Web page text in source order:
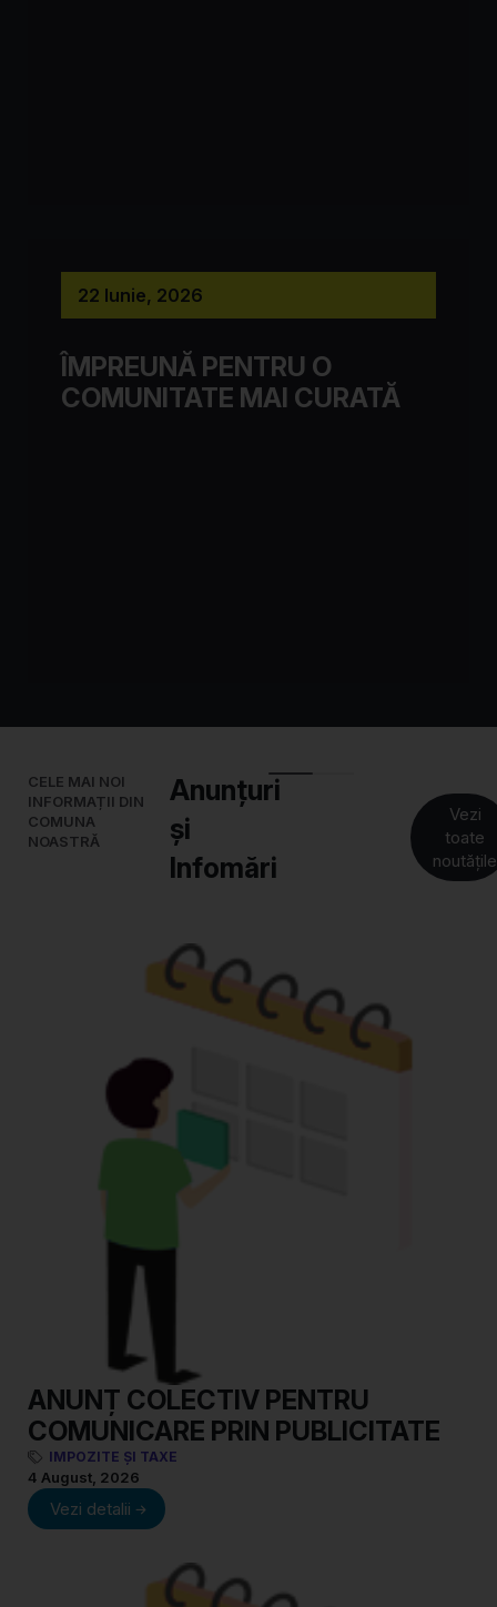
22 Iunie, 2026
ÎMPREUNĂ PENTRU O
COMUNITATE MAI CURATĂ
CELE MAI NOI
INFORMAȚII DIN
COMUNA
NOASTRĂ
Anunțuri
și
Infomări
Vezi
toate
noutățile
ANUNȚ COLECTIV PENTRU
COMUNICARE PRIN PUBLICITATE
IMPOZITE ȘI TAXE
4 August, 2026
Vezi detalii